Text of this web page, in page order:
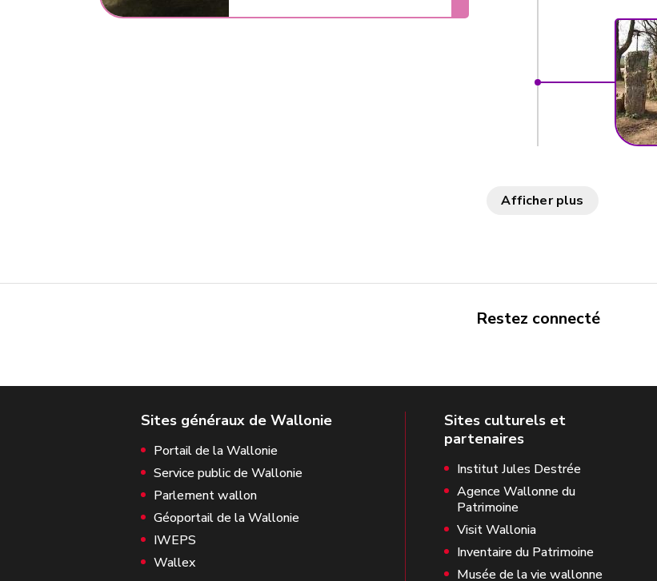
Afficher plus
Restez connecté
Portail de la Wallonie
Service public de Wallonie
Parlement wallon
Géoportail de la Wallonie
IWEPS
Wallex
Institut Jules Destrée
Agence Wallonne du
Patrimoine
Visit Wallonia
Inventaire du Patrimoine
Musée de la vie wallonne